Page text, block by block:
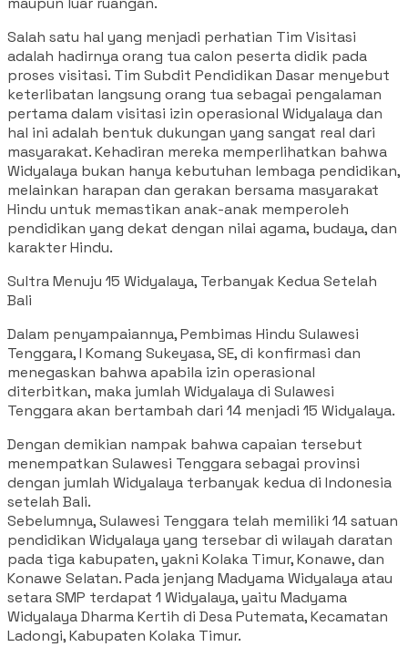
Salah satu hal yang menjadi perhatian Tim Visitasi
adalah hadirnya orang tua calon peserta didik pada
proses visitasi. Tim Subdit Pendidikan Dasar menyebut
keterlibatan langsung orang tua sebagai pengalaman
pertama dalam visitasi izin operasional Widyalaya dan
hal ini adalah bentuk dukungan yang sangat real dari
masyarakat. Kehadiran mereka memperlihatkan bahwa
Widyalaya bukan hanya kebutuhan lembaga pendidikan,
melainkan harapan dan gerakan bersama masyarakat
Hindu untuk memastikan anak-anak memperoleh
pendidikan yang dekat dengan nilai agama, budaya, dan
karakter Hindu.
Sultra Menuju 15 Widyalaya, Terbanyak Kedua Setelah
Bali
Dalam penyampaiannya, Pembimas Hindu Sulawesi
Tenggara, I Komang Sukeyasa, SE, di konfirmasi dan
menegaskan bahwa apabila izin operasional
diterbitkan, maka jumlah Widyalaya di Sulawesi
Tenggara akan bertambah dari 14 menjadi 15 Widyalaya.
Dengan demikian nampak bahwa capaian tersebut
menempatkan Sulawesi Tenggara sebagai provinsi
dengan jumlah Widyalaya terbanyak kedua di Indonesia
setelah Bali.
Sebelumnya, Sulawesi Tenggara telah memiliki 14 satuan
pendidikan Widyalaya yang tersebar di wilayah daratan
pada tiga kabupaten, yakni Kolaka Timur, Konawe, dan
Konawe Selatan. Pada jenjang Madyama Widyalaya atau
setara SMP terdapat 1 Widyalaya, yaitu Madyama
Widyalaya Dharma Kertih di Desa Putemata, Kecamatan
Ladongi, Kabupaten Kolaka Timur.